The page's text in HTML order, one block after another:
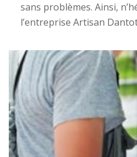
sans problèmes. Ainsi,
l’entreprise Artisan